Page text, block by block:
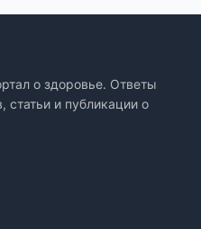
о здоровье. Ответы
статьи и публикации о